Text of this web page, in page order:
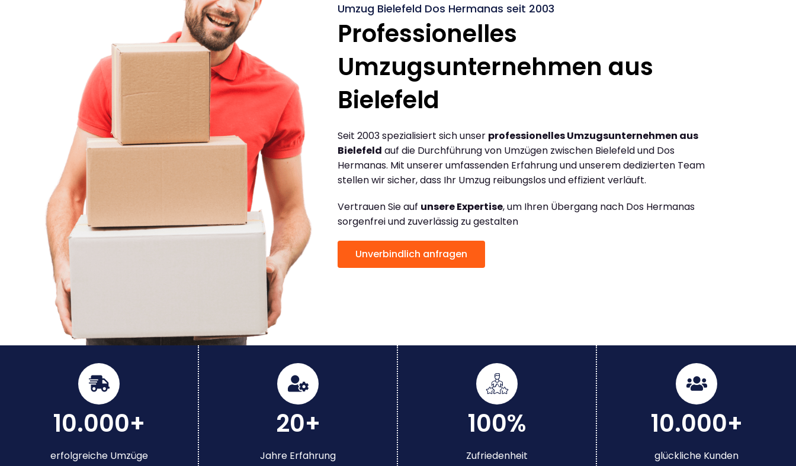
Umzug Bielefeld Dos Hermanas seit 2003
Professionelles
Umzugsunternehmen aus
Bielefeld
Seit 2003 spezialisiert sich unser professionelles Umzugsunternehmen aus
Bielefeld auf die Durchführung von Umzügen zwischen Bielefeld und Dos
Hermanas. Mit unserer umfassenden Erfahrung und unserem dedizierten Team
stellen wir sicher, dass Ihr Umzug reibungslos und effizient verläuft.
Vertrauen Sie auf unsere Expertise, um Ihren Übergang nach Dos Hermanas
sorgenfrei und zuverlässig zu gestalten
Unverbindlich anfragen
10.000+
erfolgreiche Umzüge
20+
Jahre Erfahrung
100%
Zufriedenheit
10.000+
glückliche Kunden